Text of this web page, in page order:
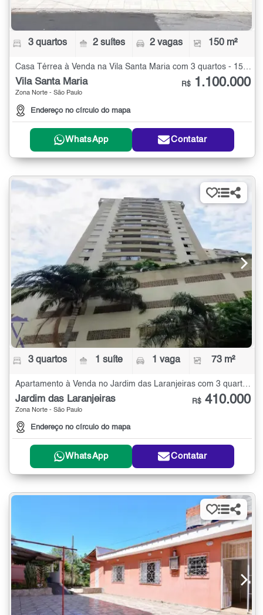
3 quartos 2 suítes 2 vagas 150 m²
Casa Térrea à Venda na Vila Santa Maria com 3 quartos - 150 m²
Vila Santa Maria
Zona Norte - São Paulo
Endereço no círculo do mapa
R$ 1.100.000
WhatsApp Contatar
3 quartos 1 suíte 1 vaga 73 m²
Jardim das Laranjeiras
Zona Norte - São Paulo
Endereço no círculo do mapa
R$ 410.000
WhatsApp Contatar